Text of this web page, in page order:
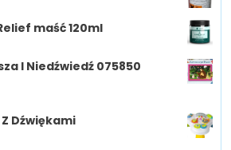
maść 120ml
I Niedźwiedź 075850
Dźwiękami